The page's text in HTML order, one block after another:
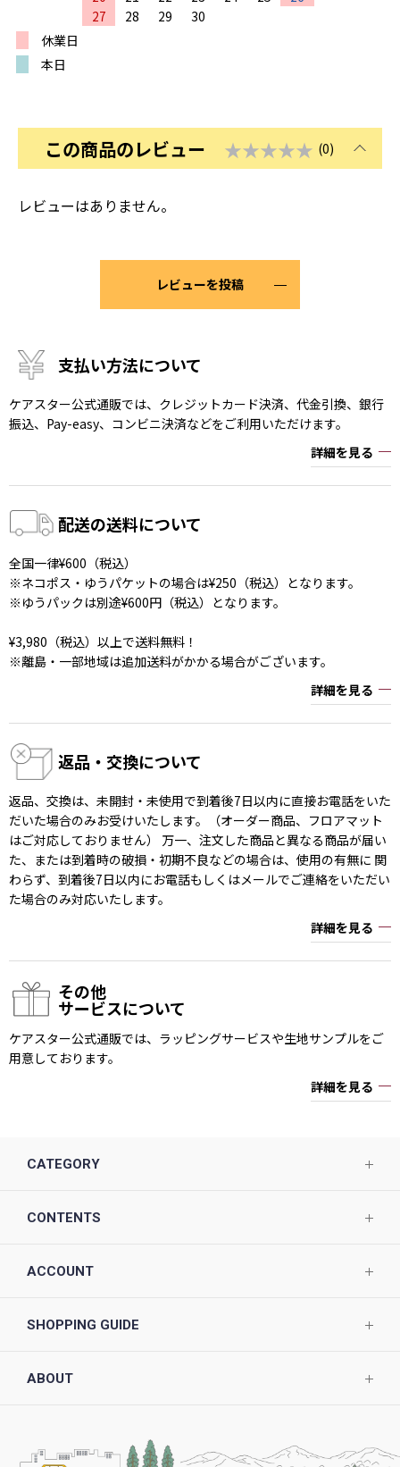
27
28 29
30
休業日
本日
この商品のレビュー ★★★★★ (0)
レビューはありません。
レビューを投稿
支払い方法について
ケアスター公式通販では、クレジットカード決済、代金引換、銀行
振込、Pay-easy、コンビニ決済などをご利用いただけます。
詳細を見る
配送の送料について
全国一律¥600（税込）
※ネコポス・ゆうパケットの場合は¥250（税込）となります。
※ゆうパックは別途¥600円（税込）となります。
¥3,980（税込）以上で送料無料！
※離島・一部地域は追加送料がかかる場合がございます。
詳細を見る
返品・交換について
返品、交換は、未開封・未使用で到着後7日以内に直接お電話をいた
だいた場合のみお受けいたします。（オーダー商品、フロアマット
はご対応しておりません） 万一、注文した商品と異なる商品が届い
た、または到着時の破損・初期不良などの場合は、使用の有無に 関
わらず、到着後7日以内にお電話もしくはメールでご連絡をいただい
た場合のみ対応いたします。
詳細を見る
その他
サービスについて
ケアスター公式通販では、ラッピングサービスや生地サンプルをご
用意しております。
詳細を見る
CATEGORY
CONTENTS
ACCOUNT
SHOPPING GUIDE
ABOUT